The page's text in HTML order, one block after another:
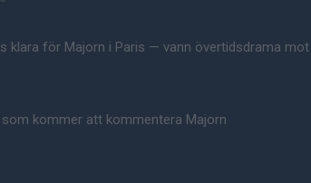
klara för Majorn i Paris — vann övertidsdrama mot
kommer att kommentera Majorn